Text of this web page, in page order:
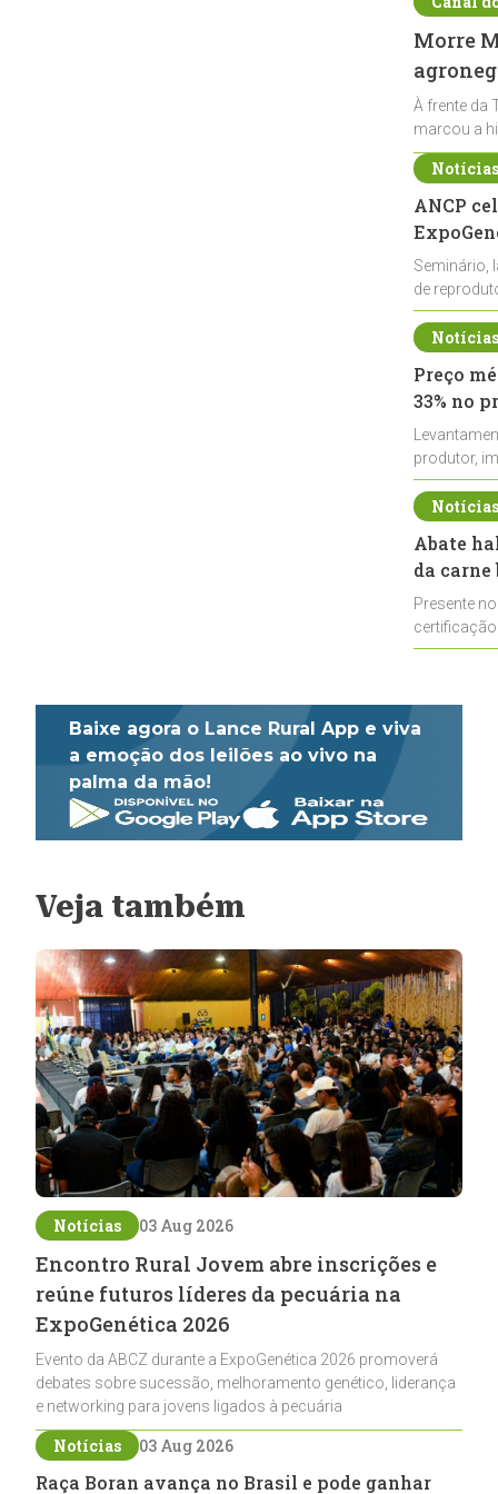
Morre
À frente da
marcou a
ANCP
Seminário,
de
durante a
Preço
33% no
produtor,
de leite cru
Abate
da
Presente
Baixe agora o Lance Rural App e viva
a emoção dos leilões ao vivo na
palma da mão!
Veja também
Notícias 03 Aug 2026
Encontro Rural Jovem abre inscrições e
reúne futuros líderes da pecuária na
ExpoGenética 2026
Evento da ABCZ durante a ExpoGenética 2026 promoverá
debates sobre sucessão, melhoramento genético, liderança
e networking para jovens ligados à pecuária
Notícias 03 Aug 2026
Raça Boran avança no Brasil e pode ganhar